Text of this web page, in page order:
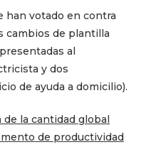
han votado en contra
cambios de plantilla
al
y dos
de ayuda a domicilio).
la cantidad global
de productividad